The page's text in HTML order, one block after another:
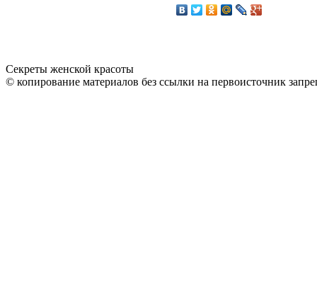
Секреты женской красоты
© копирование материалов без ссылки на первоисточник